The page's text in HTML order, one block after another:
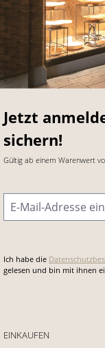
Jetzt
sichern!
Gültig ab einem Warenwert
E-Mail-Adresse
Ich habe die
gelesen und bin mit ihnen
EINKAUFEN